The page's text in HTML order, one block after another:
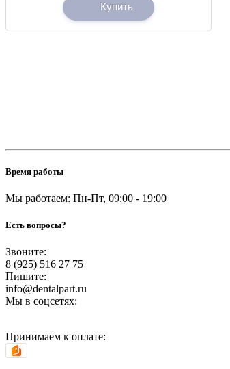
Купить
Время работы
Мы работаем: Пн-Пт, 09:00 - 19:00
Есть вопросы?
Звоните:
8 (925) 516 27 75
Пишите:
info@dentalpart.ru
Мы в соцсетях:
Принимаем к оплате: